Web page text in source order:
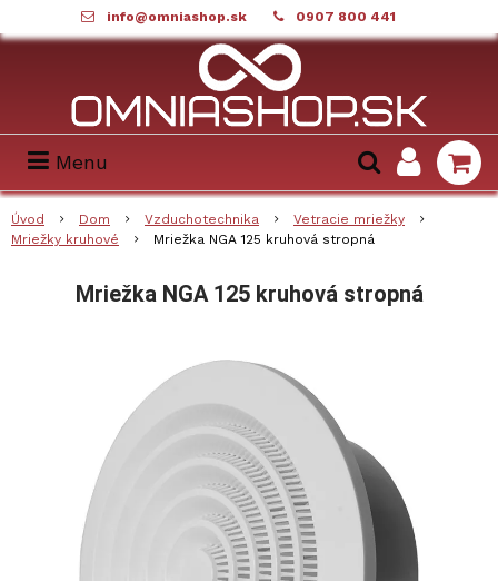
info@omniashop.sk 0907 800 441
Menu
Úvod Dom Vzduchotechnika
Vetracie mriežky
Mriežky kruhové
Mriežka NGA 125 kruhová stropná
Mriežka NGA 125 kruhová stropná